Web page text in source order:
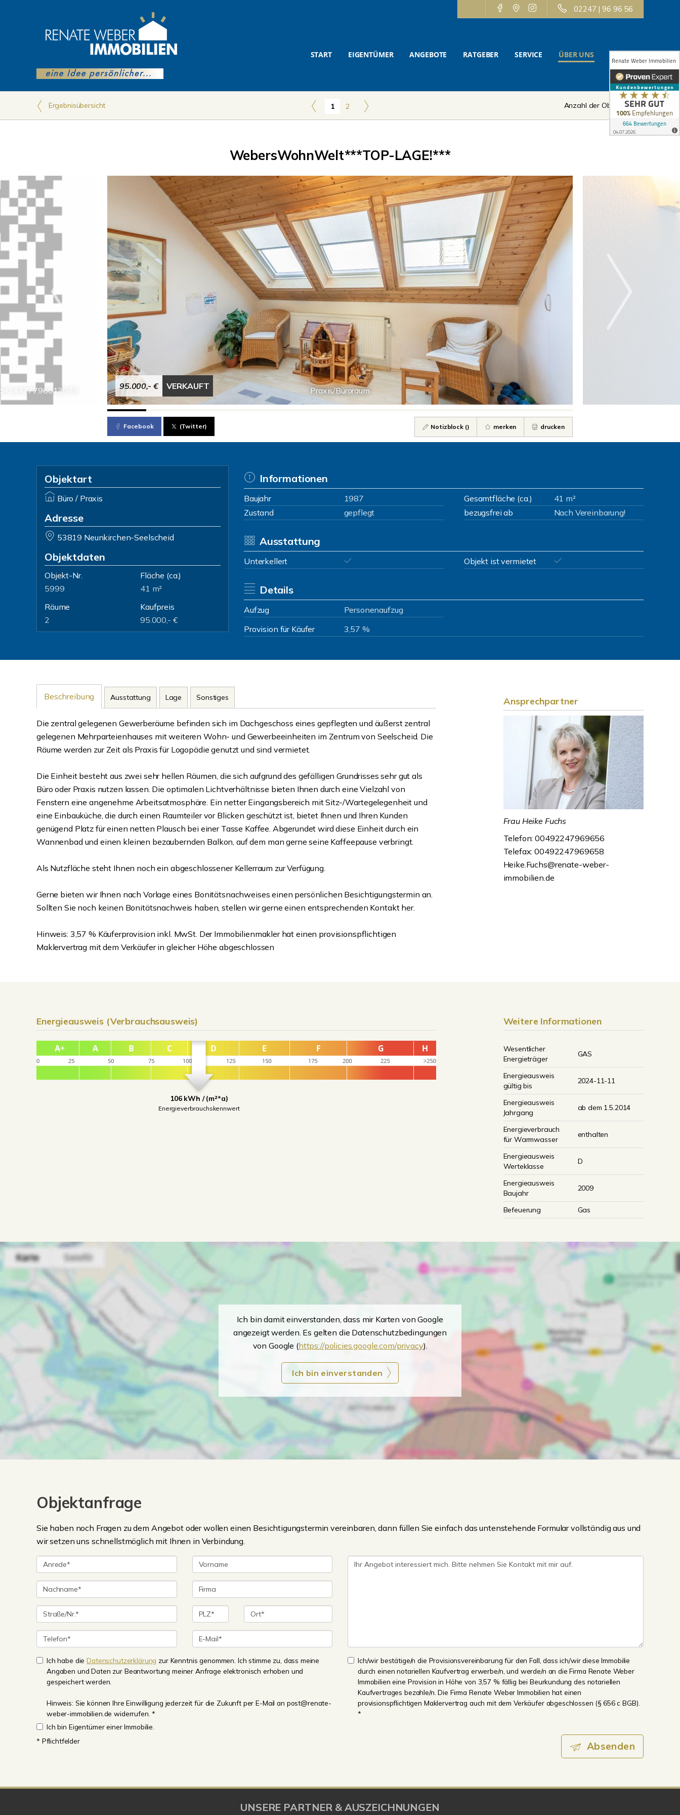
02247 | 96 96 56
START EIGENTÜMER ANGEBOTE RATGEBER SERVICE ÜBER UNS KONTAKT
Ergebnisübersicht 1 2 Anzahl der Objekte:1 | 2
WebersWohnWelt***TOP-LAGE!***
Praxis/Büroraum
95.000,- € VERKAUFT
Facebook (Twitter) Notizblock () merken drucken
Objektart
Büro / Praxis
Adresse
53819 Neunkirchen-Seelscheid
Objektdaten
Objekt-Nr.
5999
Fläche (ca.)
41 m²
Räume
2
Kaufpreis
95.000,- €
Informationen
Baujahr 1987 Gesamtfläche (ca.)
41 m²
Zustand
gepflegt bezugsfrei ab Nach Vereinbarung!
Ausstattung
Unterkellert Objekt ist vermietet
Details
Aufzug
Personenaufzug
Provision für Käufer
3,57 %
Beschreibung Ausstattung Lage Sonstiges
Die zentral gelegenen Gewerberäume befinden sich im Dachgeschoss eines gepflegten und äußerst zentral
gelegenen Mehrparteienhauses mit weiteren Wohn- und Gewerbeeinheiten im Zentrum von Seelscheid. Die
Räume werden zur Zeit als Praxis für Logopädie genutzt und sind vermietet.
Die Einheit besteht aus zwei sehr hellen Räumen, die sich aufgrund des gefälligen Grundrisses sehr gut als
Büro oder Praxis nutzen lassen. Die optimalen Lichtverhältnisse bieten Ihnen durch eine Vielzahl von
Fenstern eine angenehme Arbeitsatmosphäre. Ein netter Eingangsbereich mit Sitz-/Wartegelegenheit und
eine Einbauküche, die durch einen Raumteiler vor Blicken geschützt ist, bietet Ihnen und Ihren Kunden
genügend Platz für einen netten Plausch bei einer Tasse Kaffee. Abgerundet wird diese Einheit durch ein
Wannenbad und einen kleinen bezaubernden Balkon, auf dem man gerne seine Kaffeepause verbringt.
Als Nutzfläche steht Ihnen noch ein abgeschlossener Kellerraum zur Verfügung.
Gerne bieten wir Ihnen nach Vorlage eines Bonitätsnachweises einen persönlichen Besichtigungstermin an.
Sollten Sie noch keinen Bonitätsnachweis haben, stellen wir gerne einen entsprechenden Kontakt her.
Hinweis: 3,57 % Käuferprovision inkl. MwSt. Der Immobilienmakler hat einen provisionspflichtigen
Maklervertrag mit dem Verkäufer in gleicher Höhe abgeschlossen
Ansprechpartner
Frau Heike Fuchs
Telefon: 00492247969656
Telefax: 00492247969658
Heike.Fuchs@renate-weber-
immobilien.de
Energieausweis (Verbrauchsausweis)
106 kWh / (m²*a)
Energieverbrauchskennwert
Weitere Informationen
Wesentlicher
Energieträger
GAS
Energieausweis
gültig bis
2024-11-11
Energieausweis
Jahrgang
ab dem 1.5.2014
Energieverbrauch
für Warmwasser
enthalten
Energieausweis
Werteklasse
D
Energieausweis
Baujahr
2009
Befeuerung Gas
Ich bin damit einverstanden, dass mir Karten von Google
angezeigt werden. Es gelten die Datenschutzbedingungen
von Google (https://policies.google.com/privacy).
Ich bin einverstanden
Objektanfrage
Sie haben noch Fragen zu dem Angebot oder wollen einen Besichtigungstermin vereinbaren, dann füllen Sie einfach das untenstehende Formular vollständig aus und
wir setzen uns schnellstmöglich mit Ihnen in Verbindung.
Ich habe dieDatenschutzerklärung zur Kenntnis genommen. Ich stimme zu, dass meine
Angaben und Daten zur Beantwortung meiner Anfrage elektronisch erhoben und
gespeichert werden.
Hinweis: Sie können Ihre Einwilligung jederzeit für die Zukunft per E-Mail an post@renate-
weber-immobilien.de widerrufen. *
Ich bin Eigentümer einer Immobilie.
Ich/wir bestätige/n die Provisionsvereinbarung für den Fall, dass ich/wir diese Immobilie
durch einen notariellen Kaufvertrag erwerbe/n, und werde/n an die Firma Renate Weber
Immobilien eine Provision in Höhe von 3,57 % fällig bei Beurkundung des notariellen
Kaufvertrages bezahle/n. Die Firma Renate Weber Immobilien hat einen
provisionspflichtigen Maklervertrag auch mit dem Verkäufer abgeschlossen (§ 656 c BGB).
*
* Pflichtfelder Absenden
UNSERE PARTNER & AUSZEICHNUNGEN